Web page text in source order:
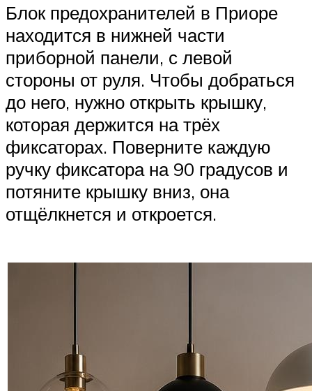
Блок предохранителей в Приоре
находится в нижней части
приборной панели, с левой
стороны от руля. Чтобы добраться
до него, нужно открыть крышку,
которая держится на трёх
фиксаторах. Поверните каждую
ручку фиксатора на 90 градусов и
потяните крышку вниз, она
отщёлкнется и откроется.